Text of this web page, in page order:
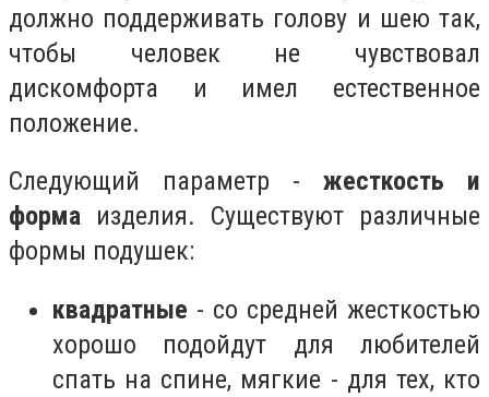
должно поддерживать голову и шею так,
чтобы человек не чувствовал
дискомфорта и имел естественное
положение.
Следующий параметр - жесткость и
форма изделия. Существуют различные
формы подушек:
квадратные - со средней жесткостью
хорошо подойдут для любителей
спать на спине, мягкие - для тех, кто